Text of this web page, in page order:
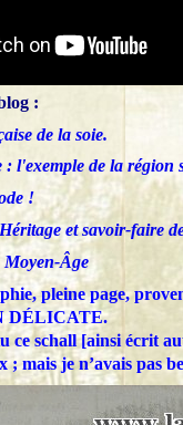
:
de la soie.
l'exemple de la région
!
et savoir-faire
Moyen-Âge
pleine page,
DÉLICATE.
ce schall [ainsi écrit
; mais je n’avais pas